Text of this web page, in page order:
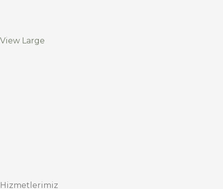
View Large
Hizmetlerimiz